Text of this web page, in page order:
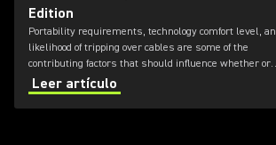
Edition
Portability requirements, technology comfort level,
likelihood of tripping over cables are some of the
contributing factors that should influence whether or
not you go wireless as a musician running your own
sound.
Leer artículo